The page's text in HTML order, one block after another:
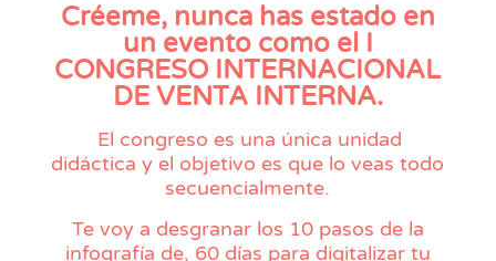
Créeme, nunca has estado en
un evento como el I
CONGRESO INTERNACIONAL
DE VENTA INTERNA.
El congreso es una única unidad
didáctica y el objetivo es que lo veas todo
secuencialmente.
Te voy a desgranar los 10 pasos de la
infografía de, 60 días para digitalizar tu